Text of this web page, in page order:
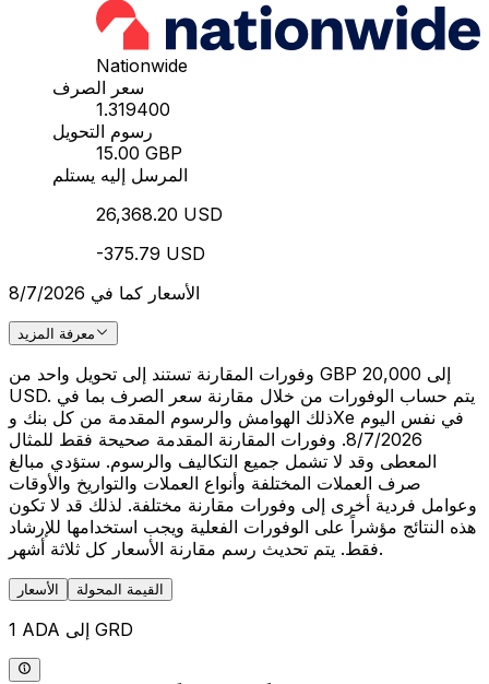
Nationwide
سعر الصرف
1.319400
رسوم التحويل
15.00 GBP
المرسل إليه يستلم
26,368.20 USD
-375.79 USD
الأسعار كما في 8/7/2026
معرفة المزيد
وفورات المقارنة تستند إلى تحويل واحد من GBP 20,000 إلى
USD. يتم حساب الوفورات من خلال مقارنة سعر الصرف بما في
ذلك الهوامش والرسوم المقدمة من كل بنك وXe في نفس اليوم
8/7/2026. وفورات المقارنة المقدمة صحيحة فقط للمثال
المعطى وقد لا تشمل جميع التكاليف والرسوم. ستؤدي مبالغ
صرف العملات المختلفة وأنواع العملات والتواريخ والأوقات
وعوامل فردية أخرى إلى وفورات مقارنة مختلفة. لذلك قد لا تكون
هذه النتائج مؤشراً على الوفورات الفعلية ويجب استخدامها للإرشاد
فقط. يتم تحديث رسم مقارنة الأسعار كل ثلاثة أشهر.
الأسعار القيمة المحولة
1 ADA إلى GRD